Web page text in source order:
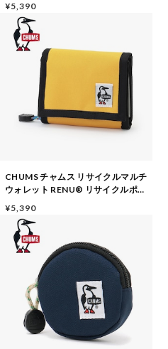
ーケース付き CH60-3988 FOREST
¥5,390
CHUMS チャムス リサイクルマルチ
ウォレット RENU® リサイクルポリ
ーケース付き CH60-3988 YELLOW
¥5,390